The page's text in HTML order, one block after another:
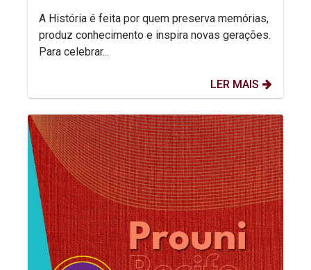
A História é feita por quem preserva memórias,
produz conhecimento e inspira novas gerações.
Para celebrar...
LER MAIS